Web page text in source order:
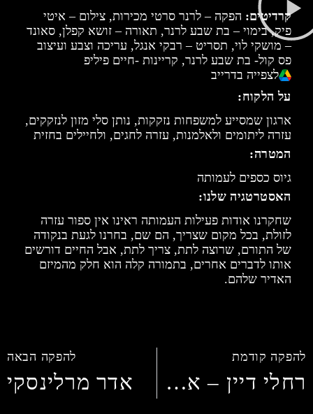
קרדיטים: הפקה – לרנר סרטי מכירות, צילום – איטי
פיק, בימוי – בת שבע לרנר, תאורה – זושא קפלן, סאונד
– מושקי לוי, תסריט – רבקי אנגל, עריכה וצבע ועיצוב
פס קול- בת שבע לרנר, קריינות -חיים פיליפ
לצפייה בדרייב
על הלקוח:
ארגון שמסייע למשפחות נזקקות, נותן סלי מזון לנזקקים,
עזרה ליתומים ולאלמנות, עזרה לחגים, ולחיילים בחזית
המטרה:
גיוס כספים לעמותה
האסטרטגיה שלנו:
שחקרנו אודות פעילות העמותה ראינו אין ספור עזרה
לזולת, בכל מקום שצריך, הם שם, בחרנו לגעת בנקודה
של התורם, שרוצה לתת, צריך לתת, אבל החיים דורשים
אותו לדברים אחרים, בתמורה קלה הוא חלק מהמיזם
האדיר שלהם.
להפקה קודמת
רחלי דיין – אתרי תדמית מלוטשים
להפקה הבאה
אדר מרלינסקי